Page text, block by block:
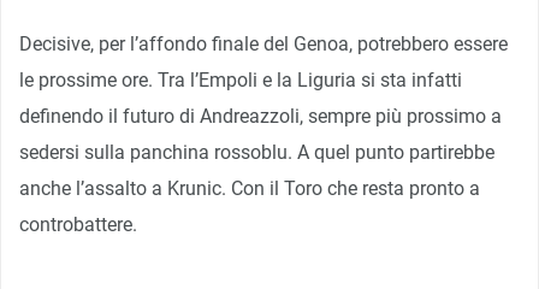
Decisive, per l’affondo finale del Genoa, potrebbero essere
le prossime ore. Tra l’Empoli e la Liguria si sta infatti
definendo il futuro di Andreazzoli, sempre più prossimo a
sedersi sulla panchina rossoblu. A quel punto partirebbe
anche l’assalto a Krunic. Con il Toro che resta pronto a
controbattere.